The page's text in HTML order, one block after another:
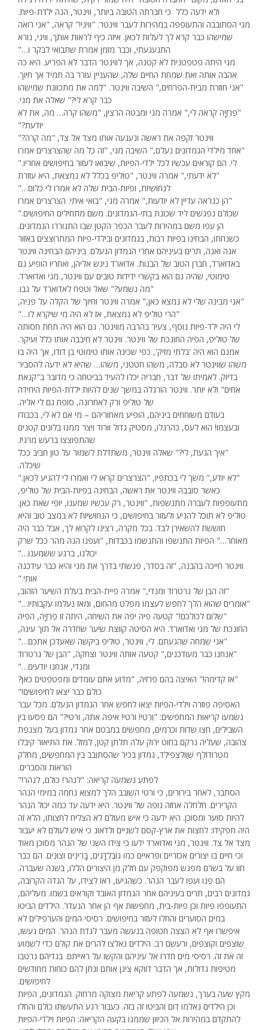
ולא ידעה כלל כי חברתה הטובה ביותר, ווינטר, הנה ילדת-פיות.
מגי הסתובבה והתעופפה במהירות לעבר ווינטר. "וויני!" קראה, "אני רואה
שמישהו כבר קרא לך לעלות לכאן. איזה כיף לראות אותך, וויני, נורא
התגעגעתי, וכבר מזמן אמרת שתבואי לבקר ו…"
מגי היתה פטפטנית לא קטנה, אך לווינטר הדבר לא הפריע. היא כה
אהבה אותה ואת שמחת החיים שלה, שהעניין עורר בה תמיד אך חיוך.
"אני חוזרת מבית-הפרחים," השיבה ווינטר. "לְמה את מתכוונת שמישהו
כבר קרא לי?" שאלה את מגי.
"פְרֶזְיָה קראה לי," אמרה מגי ומבטה הרצין, "משהו קרה… מה, את לא
יודעת?"
ווינטר זקפה את ראשה ונענעה אותו מצד אל צד, "מה קרה?"
"אחד מילדי הגמדונים נעלם," השיבה מגי, "זה כל מה שהצרצרים אמרו
לי. הם קוראים עכשיו לכל ילדי-הפיות, שיבואו לעזור בחיפושים אחריו."
"לא ידעתי," אמרה ווינטר, "טוּליפּ בכלל לא נמצאת, היא עוזרת
לנחוּשיוֹת, ופיות-הבית שלה לא אמרו לי כלום…"
"הן כנראה עדיין לא יודעות," אמרה מגי, "בואי איתי. הצרצרים אמרו
שכולם נפגשים ליד שכונת בתי-הגמדונים. משם מתחילים החיפושים."
הן עפו משם במהירות לעבר הכפר הקטן שבו התגוררו הגמדונים.
כשנחתו, הבחינו בפיות רבות, בגמדונים ובילדי-פיות המתרוצצים באזור
אנה ואנה, תרים בעיניהם אחרי הגמדון הנעלם. ביניהם הבחינה ווינטר
באדוארד, חברן הטוב של הבנות. אדוארד ניגש אליהן, ואחריו הופיע גם
טימוטי, שהיה גם הוא בקשרי ידידות טובים עם ווינטר, מגי ואדוארד.
"מה נשמע?" שאל וטפח לאדוארד על גבו.
"אני מבינה שלי לא נמצא כאן," אמרה ווינטר וחיוך של הקלה על פניה,
"הרי טוּליפּ לא נמצאת, אז לא היה מי שיקרא לו…"
לי היה ילד-פיות נוסף, צעיר בהרבה מווינטר. גם הוא היה תחת חסותה
של טוּליפּ, הפיה החונכת של ווינטר. ווינטר לא חיבבה אותו כלל ועיקר.
אמנם הוא היה 'בלתי מזיק', כפי שכינה אותו טימוטי בן דודו, אך היה בו
משהו שווינטר לא סבלה, משהו חטטני, משהו… שהיא לא ידעה להסביר
בדיוק. לאמיתו של דבר, חבריה יכלו להעיד בביטחה כי מדובר ב"קנאת
אחים" ולא יותר. ווינטר הורגלה במשך שנים להיות ילדת-הפיות היחידה
של טוּליפּ ורק לאחרונה, סופח גם לי אליה.
בעודם משוחחים ביניהם, הופיע מאחוריהם – מי אם לא לי, בכבודו
ובעצמו! הוא לעס, כהרגלו, מסטיק גדול וּורוד ויצר ממנו בלונים קטנים
שהתפוצצו ברעש מרגיז.
"איך הגעת, לי?" שאלה ווינטר, משתדלת לשמור על טון חביב ככל
שיכלה.
"לא יודע," משך לי בכתפיו, "הצרצרים קראו לי ואמרו לי להגיע לכאן."
כאשר סובבה ווינטר את ראשה, הבחינה בפיות-הבית של טוּליפּ,
מתעופפות לעברה מתנשפות, "ווינטר, רק עכשיו שמענו, יופי שאת כאן.
טוּליפּ לא תוכל להגיע ולעזור בחיפושים, כי הנחוּשיוֹת לא במצב טוב והיא
חוששת להשאירן לבד. בכל מקרה, רצינו לקרוא לך, אבל כבר היה
מאוחר…" הפיות התנשפו והתנשמו בכבדות, "ועפנו הנה מהר ככל שרק
יכולנו, ברגע ששמענו…"
ווינטר חייכה בהבנה, "זה בסדר, פגשתי בדרך את מגי והיא כבר עידכנה
אותי."
"זה הבן של גרטרוד ומנדי," אמרה פיית-הבית בעלת השיער הזהוב,
"אומרים שהוא הלך לחפש לעצמו מפלט מהחום, ומאז נעלמו עקבותיו…"
"שלום לכולכם!" קטעה פיה יפה את השיחה, היתה זו פְרֶזְיָה, הפיה
החונכת של מגי ואדוארד. היא הסיטה קווצת שיער שחדרה אל תוך עינה,
"אני שמחה שהגעתם. לי, ווינטר, טוּליפּ ביקשה שאעדכן אתכם…"
"אנחנו כבר מעודכנים," קטעה אותה ווינטר וצחקה, "הבן של גרטרוד
ומנדי, אנחנו יודעים…"
"אז קדימה!" האיצה בהם פרזיה, "מדוע אתם עומדים ומפטפטים כאן?
כולם כבר יצאו לחיפושים!"
האסיפה פוזרה וילדי-הפיות יצאו לחפש אחר הגמדון הנעלם. מכל עבר
נשמעו קריאות המחפשים: "וֶרְטִי! ורטי! איפה אתה, ורטי?" הם פסעו בין
השבילים, חצו שדות וכרמים, מחפשים במבטם אחר גמדון בעל מצנפת
צהובה, שעליה נרקם בחוט ירוק עלה תלתן קטן, למזל. את התיאור קיבלו
מטְרוּדוֹלְף שְׁוַולְצְפִילְד, גמדון בכיר שהסתובב בין המחפשים, מחלק
הוראות והסברים.
לפתע נשמעה קריאה: "לנהר! כולם, לנהר!"
הסתבר, לאחר בירורים, כי ורטי השובב הלך למצוא נחמה במימי הנהר
הקרירים. חלחלה אחזה גופה של ווינטר. היא ידעה עד כמה יכול הנהר
להיות סוער ומסוכן. היא ידעה כי איש מעולם לא הצליח לחצותו, הלא זה
היה תפקידו: לחצות את ארץ-קסם לשניים ולדאוג כי איש לעולם לא יעבור
מצד אל צד. ווינטר, מגי ואדוארד ידעו כי צידו השני של הנהר מסוכן מאוד
וכי חיים בו יצורים אכזריים ופראיים כמו גוֹבְּלְדָגִים, בָּרִינִים וצוּנִים. הם כבר
חוו על בשרם מפגש מפוקפק עם חלק מן היצורים הללו, בשנה שעברה.
הם פנו ועפו לעבר הנהר. כשהגיעו, ראו לצידו, על הגדה הקרובה,
גמדונים רבים, תרים בעיניהם אחר הגמדון האובד וקוראים בשמו. מעליהם,
התעופפו פיות וכן פיות-בית, מחפשות אף הן אחר הנעדר. הילדים הביטו
במים הסוערים והחלו לעזור בחיפושים. רסיסי המים והערפילים לא
איפשרו אף לא הצצה חטופה בנעשה מעבר לגדת הנהר. המים געשו,
שוצפים וקוצפים, ורעשם רב. הילדים נאלצו להרים את קולם כדי לשמוע
זה את זה. רסיסי מים חדרו אל עיניהם והקשו על ראייתם. בגדיהם נרטבו
מטיפות גדולות, אך הדבר דווקא צינן אותם ונתן להם כוחות מחודשים
לחיפושים.
מקץ שעה בערך, נשמעה לפתע קריאת מצוקה מרחוק. הגמדונים, הפיות
וכן הילדים נאלמו דום והביטו זה בזה. כעבור רגע התעשתו כולם והחלו
להתקדם במהירות אל הכיוון שממנו בקעה הקריאה: הפיות וילדי-הפיות